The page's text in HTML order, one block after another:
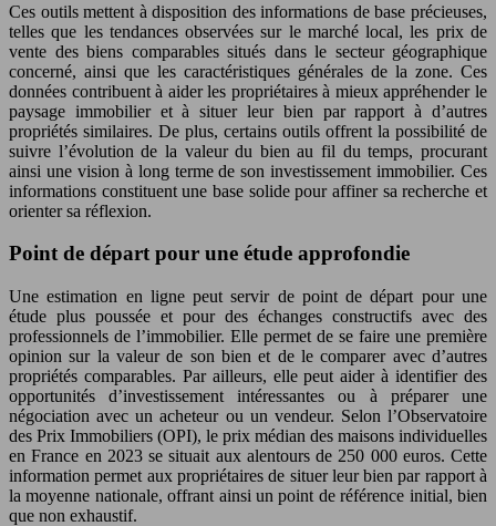
Ces outils mettent à disposition des informations de base précieuses,
telles que les tendances observées sur le marché local, les prix de
vente des biens comparables situés dans le secteur géographique
concerné, ainsi que les caractéristiques générales de la zone. Ces
données contribuent à aider les propriétaires à mieux appréhender le
paysage immobilier et à situer leur bien par rapport à d’autres
propriétés similaires. De plus, certains outils offrent la possibilité de
suivre l’évolution de la valeur du bien au fil du temps, procurant
ainsi une vision à long terme de son investissement immobilier. Ces
informations constituent une base solide pour affiner sa recherche et
orienter sa réflexion.
Point de départ pour une étude approfondie
Une estimation en ligne peut servir de point de départ pour une
étude plus poussée et pour des échanges constructifs avec des
professionnels de l’immobilier. Elle permet de se faire une première
opinion sur la valeur de son bien et de le comparer avec d’autres
propriétés comparables. Par ailleurs, elle peut aider à identifier des
opportunités d’investissement intéressantes ou à préparer une
négociation avec un acheteur ou un vendeur. Selon l’Observatoire
des Prix Immobiliers (OPI), le prix médian des maisons individuelles
en France en 2023 se situait aux alentours de 250 000 euros. Cette
information permet aux propriétaires de situer leur bien par rapport à
la moyenne nationale, offrant ainsi un point de référence initial, bien
que non exhaustif.